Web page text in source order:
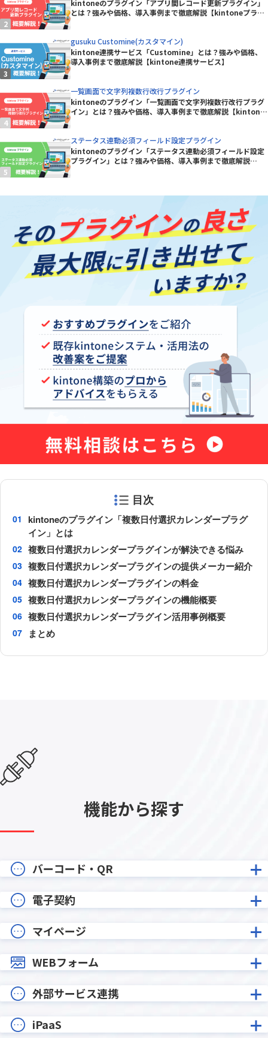
kintoneのプラグイン「アプリ間レコード更新プラグイン」
とは？強みや価格、導入事例まで徹底解説【kintoneプラグ
gusuku Customine(カスタマイン)
kintone連携サービス「Customine」とは？強みや価格、
導入事例まで徹底解説【kintone連携サービス】
一覧画面で文字列複数行改行プラグイン
kintoneのプラグイン「一覧画面で文字列複数行改行プラグ
イン」とは？強みや価格、導入事例まで徹底解説【kintone
ステータス連動必須フィールド設定プラグイン
kintoneのプラグイン「ステータス連動必須フィールド設定
プラグイン」とは？強みや価格、導入事例まで徹底解説
目次
kintoneのプラグイン「複数日付選択カレンダープラグ
イン」とは
複数日付選択カレンダープラグインが解決できる悩み
複数日付選択カレンダープラグインの提供メーカー紹介
複数日付選択カレンダープラグインの料金
複数日付選択カレンダープラグインの機能概要
複数日付選択カレンダープラグイン活用事例概要
まとめ
機能から探す
バーコード・QR
電子契約
マイページ
WEBフォーム
外部サービス連携
iPaaS